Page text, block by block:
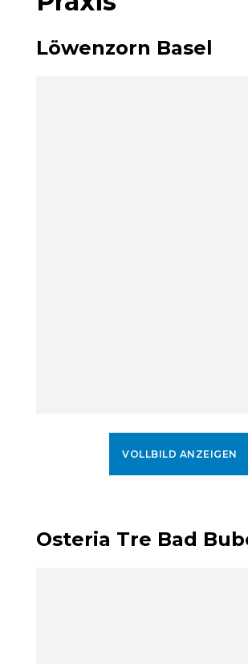
Löwenzorn Basel
VOLLBILD ANZEIGEN
Osteria Tre Bad